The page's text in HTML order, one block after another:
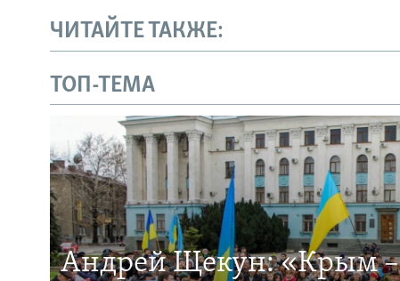
ЧИТАЙТЕ ТАКЖЕ:
ТОП-ТЕМА
Андрей Щекун: «Крым –